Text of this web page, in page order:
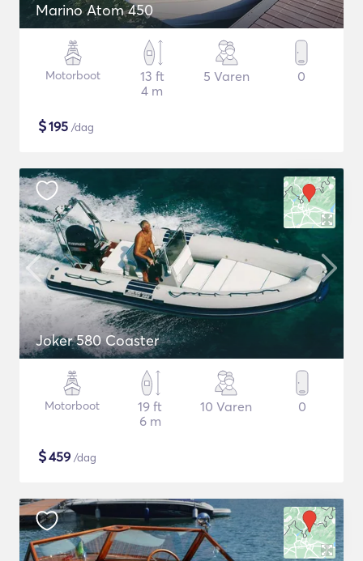
Marino Atom 450
Motorboot
13 ft
4 m
5 Varen 0
$195 /dag
Joker 580 Coaster
Motorboot
19 ft
6 m
10 Varen 0
$459 /dag